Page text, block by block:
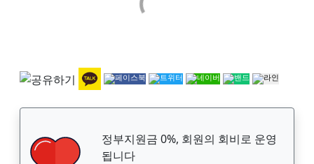
정부지원금 0%, 회원의 회비로 운영
됩니다